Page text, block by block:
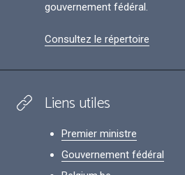
gouvernement fédéral.
Consultez le répertoire
Liens utiles
Premier ministre
Gouvernement fédéral